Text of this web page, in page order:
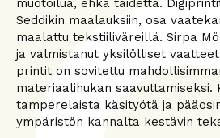
Seddikin maalauksiin, osa
maalattu tekstiiliväreillä. Sirpa
ja valmistanut yksilölliset
printit on sovitettu
materiaalihukan
tamperelaista käsityötä ja
ympäristön kannalta kestävin